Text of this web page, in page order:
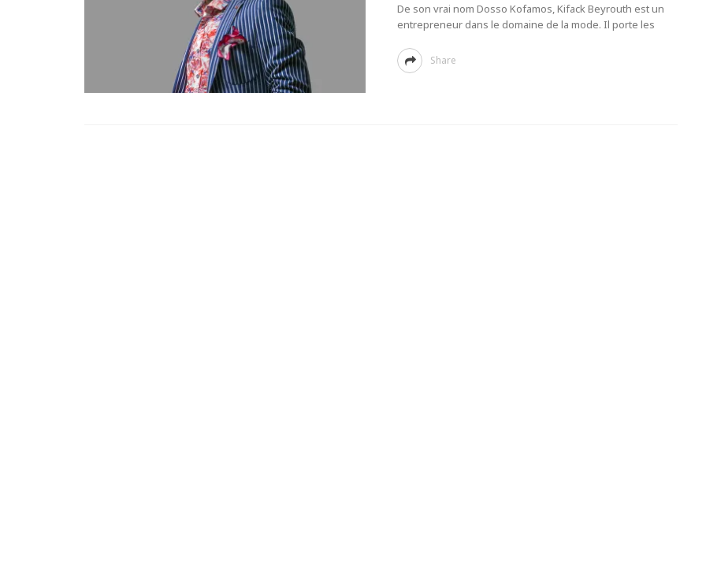
De son vrai nom Dosso Kofamos, Kifack Beyrouth est un
entrepreneur dans le domaine de la mode. Il porte les
Share